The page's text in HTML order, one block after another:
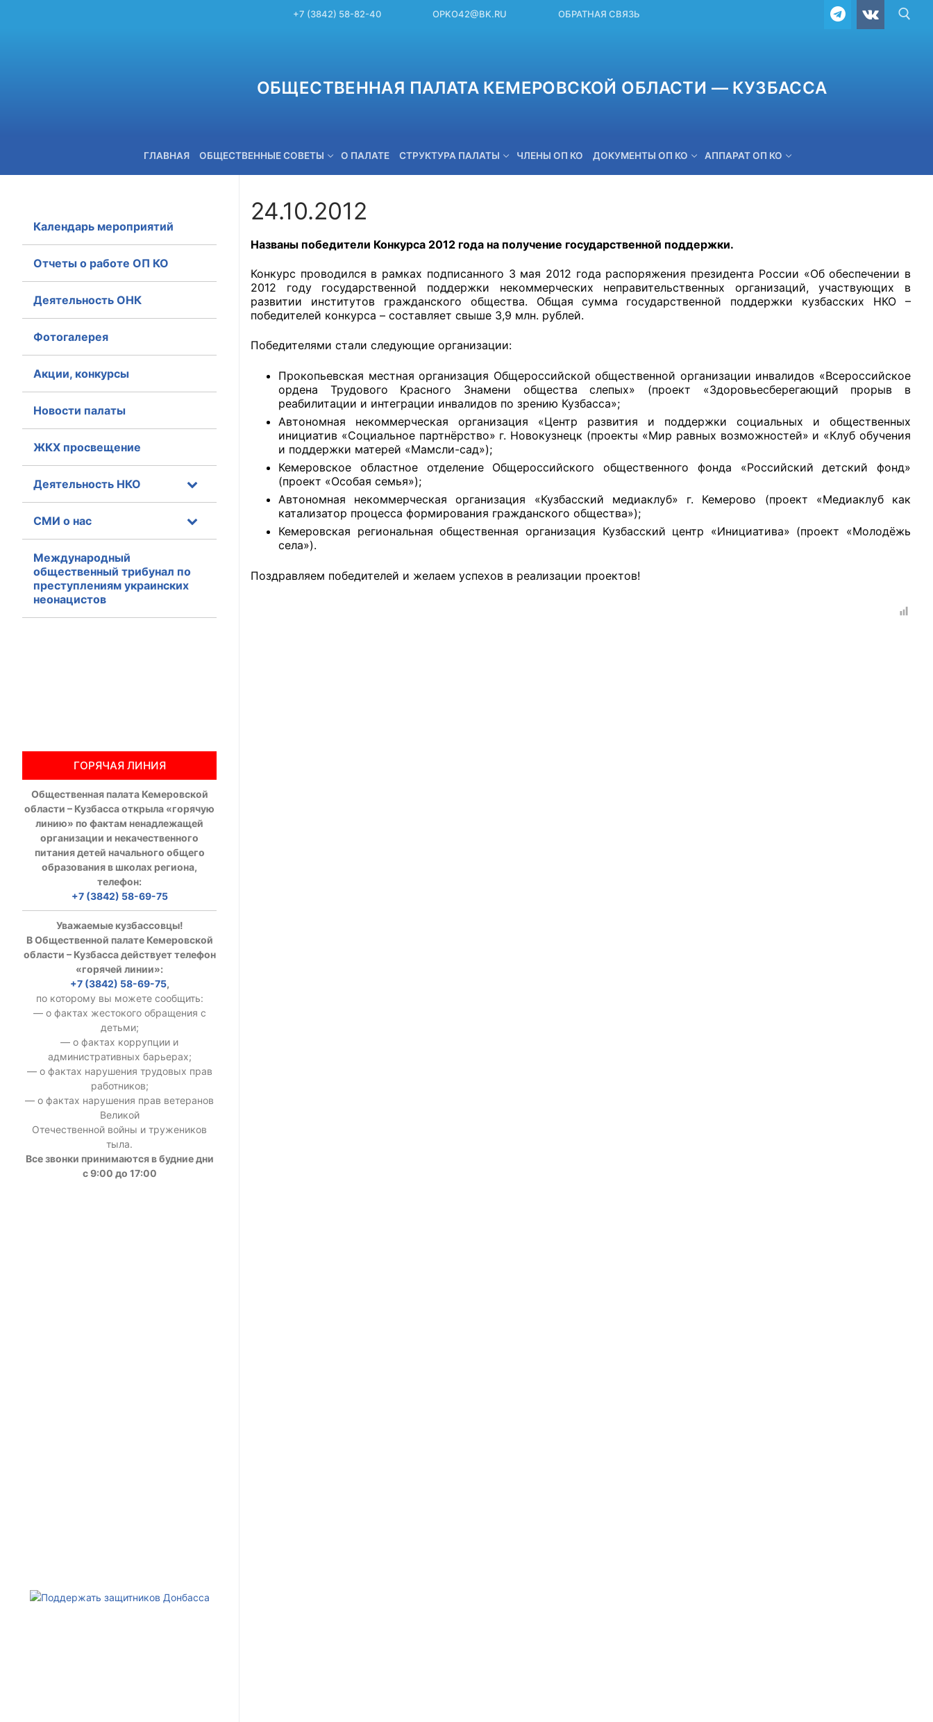
+7 (3842) 58-82-40 OPKO42@BK.RU ОБРАТНАЯ СВЯЗЬ
ОБЩЕСТВЕННАЯ ПАЛАТА КЕМЕРОВСКОЙ ОБЛАСТИ — КУЗБАССА
ГЛАВНАЯ ОБЩЕСТВЕННЫЕ СОВЕТЫ О ПАЛАТЕ СТРУКТУРА ПАЛАТЫ ЧЛЕНЫ ОП КО ДОКУМЕНТЫ ОП КО АППАРАТ ОП КО
+7 (3842) 58-82-40 OPKO42@BK.RU ОБРАТНАЯ СВЯЗЬ
Главная
Общественные советы
Общественные советы при территориальных органах федеральных органов
исполнительной власти
Общественные советы по проведению независимой оценки качества условий
оказания услуг
О Палате
Структура Палаты
Экспертный совет ОП КО
24.10.2012
Названы победители Конкурса 2012 года на получение государственной поддержки.
Конкурс проводился в рамках подписанного 3 мая 2012 года распоряжения президента России «Об обеспечении в
2012 году государственной поддержки некоммерческих неправительственных организаций, участвующих в
развитии институтов гражданского общества. Общая сумма государственной поддержки кузбасских НКО –
победителей конкурса – составляет свыше 3,9 млн. рублей.
Победителями стали следующие организации:
Прокопьевская местная организация Общероссийской общественной организации инвалидов «Всероссийское
ордена Трудового Красного Знамени общества слепых» (проект «Здоровьесберегающий прорыв в
реабилитации и интеграции инвалидов по зрению Кузбасса»;
Автономная некоммерческая организация «Центр развития и поддержки социальных и общественных
инициатив «Социальное партнёрство» г. Новокузнецк (проекты «Мир равных возможностей» и «Клуб обучения
и поддержки матерей «Мамсли-сад»);
Кемеровское областное отделение Общероссийского общественного фонда «Российский детский фонд»
(проект «Особая семья»);
Автономная некоммерческая организация «Кузбасский медиаклуб» г. Кемерово (проект «Медиаклуб как
катализатор процесса формирования гражданского общества»);
Кемеровская региональная общественная организация Кузбасский центр «Инициатива» (проект «Молодёжь
села»).
Поздравляем победителей и желаем успехов в реализации проектов!
Календарь мероприятий
Отчеты о работе ОП КО
Деятельность ОНК
Фотогалерея
Акции, конкурсы
Новости палаты
ЖКХ просвещение
Деятельность НКО
СМИ о нас
Международный
общественный трибунал по
преступлениям украинских
неонацистов
ГОРЯЧАЯ ЛИНИЯ
Общественная палата Кемеровской
области – Кузбасса открыла «горячую
линию» по фактам ненадлежащей
организации и некачественного
питания детей начального общего
образования в школах региона,
телефон:
+7 (3842) 58-69-75
Уважаемые кузбассовцы!
В Общественной палате Кемеровской
области – Кузбасса действует телефон
«горячей линии»:
+7 (3842) 58-69-75,
по которому вы можете сообщить:
— о фактах жестокого обращения с
детьми;
— о фактах коррупции и
административных барьерах;
— о фактах нарушения трудовых прав
работников;
— о фактах нарушения прав ветеранов
Великой
Отечественной войны и тружеников
тыла.
Все звонки принимаются в будние дни
с 9:00 до 17:00